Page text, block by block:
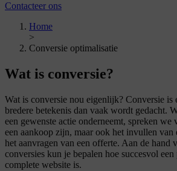
Contacteer ons
Home
>
Conversie optimalisatie
Wat is conversie?
Wat is conversie nou eigenlijk? Conversie is
bredere betekenis dan vaak wordt gedacht.
een gewenste actie onderneemt, spreken we
een aankoop zijn, maar ook het invullen
het aanvragen van een offerte. Aan de hand
conversies kun je bepalen hoe succesvol
complete website is.